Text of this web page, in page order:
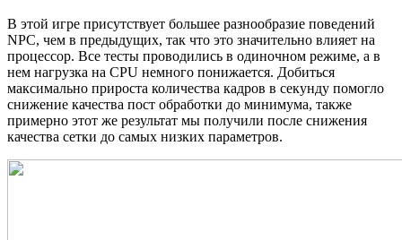
В этой игре присутствует большее разнообразие поведений
NPC, чем в предыдущих, так что это значительно влияет на
процессор. Все тесты проводились в одиночном режиме, а в
нем нагрузка на CPU немного понижается. Добиться
максимально прироста количества кадров в секунду помогло
снижение качества пост обработки до минимума, также
примерно этот же результат мы получили после снижения
качества сетки до самых низких параметров.